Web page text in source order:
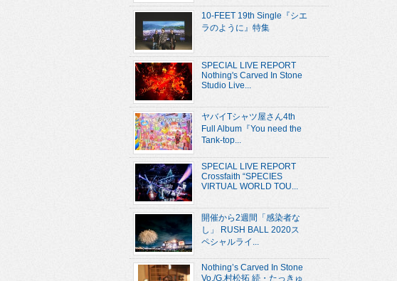
10-FEET 19th Single『シエ
ラのように』特集
SPECIAL LIVE REPORT
Nothing's Carved In Stone
Studio Live...
ヤバイTシャツ屋さん4th
Full Album『You need the
Tank-top...
SPECIAL LIVE REPORT
Crossfaith “SPECIES
VIRTUAL WORLD TOU...
開催から2週間「感染者な
し」 RUSH BALL 2020ス
ペシャルライ...
Nothing’s Carved In Stone
Vo./G.村松拓 続・たっきゅ